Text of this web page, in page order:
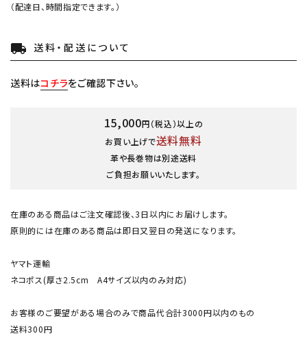
（配達日、時間指定できます。）
local_shipping 送料・配送について
送料はコチラをご確認下さい。
15,000円（税込）以上の
お買い上げで送料無料
革や長巻物は別途送料
ご負担お願いいたします。
在庫のある商品はご注文確認後、3日以内にお届けします。
原則的には在庫のある商品は即日又翌日の発送になります。
ヤマト運輸
ネコポス(厚さ2.5cm A4サイズ以内のみ対応)
お客様のご要望がある場合のみで商品代合計3000円以内のもの
送料300円